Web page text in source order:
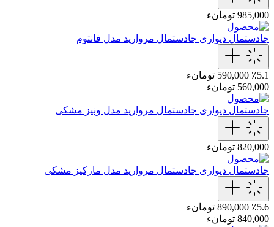
985,000 تومانء
جادستمال دیواری جادستمال‌ مروارید مدل فانتوم
٪5.1 590,000 تومانء
560,000 تومانء
جادستمال دیواری جادستمال‌ مروارید مدل ونیز مشکی
820,000 تومانء
جادستمال دیواری جادستمال‌ مروارید مدل مارکیز مشکی
٪5.6 890,000 تومانء
840,000 تومانء